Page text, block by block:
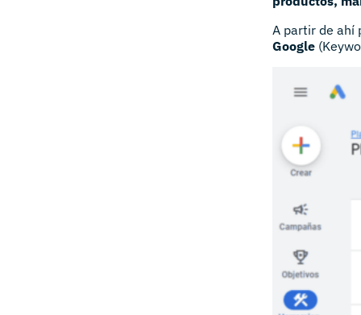
A partir de ahí
Google